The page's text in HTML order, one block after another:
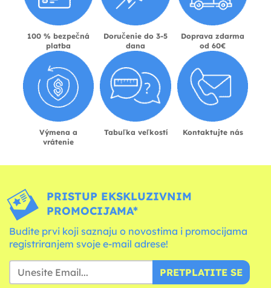
100 % bezpečná
platba
Doručenie do 3-5
dana
Doprava zdarma
od 60€
Výmena a
vrátenie
Tabuľka veľkostí Kontaktujte nás
PRISTUP EKSKLUZIVNIM
PROMOCIJAMA*
Budite prvi koji saznaju o novostima i promocijama
registriranjem svoje e-mail adrese!
PRETPLATITE SE